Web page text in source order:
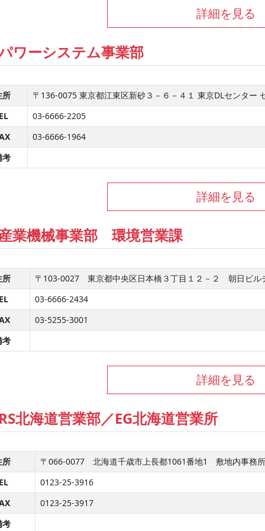
詳細を見る
ワーシステム事業部
所
〒136-0075 東京都江東区新砂３－６－４１ 東京DLセンター
03-6666-2205
03-6666-1964
考
詳細を見る
業機械事業部 環境営業課
所
〒103-0027 東京都中央区日本橋３丁目１２－２ 朝日ビル
03-6666-2434
03-5255-3001
考
詳細を見る
北海道営業部／EG北海道営業所
所
〒066-0077 北海道千歳市上長都1061番地1 敷地内事務
0123-25-3916
0123-25-3917
考